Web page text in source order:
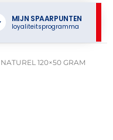
MIJN SPAARPUNTEN
loyaliteitsprogramma
120×50 GRAM